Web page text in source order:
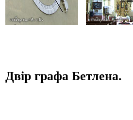
Двір графа Бетлена.